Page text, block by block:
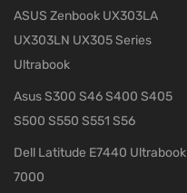
ASUS Zenbook UX303LA
UX303LN UX305 Series
Ultrabook
Asus S300 S46 S400 S405
S500 S550 S551 S56
Dell Latitude E7440 Ultrabook
7000